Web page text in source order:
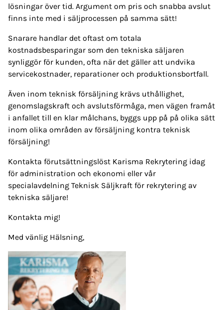
lösningar över tid. Argument om pris och snabba avslut
finns inte med i säljprocessen på samma sätt!
Snarare handlar det oftast om totala
kostnadsbesparingar som den tekniska säljaren
synliggör för kunden, ofta när det gäller att undvika
servicekostnader, reparationer och produktionsbortfall.
Även inom teknisk försäljning krävs uthållighet,
genomslagskraft och avslutsförmåga, men vägen framåt
i anfallet till en klar målchans, byggs upp på på olika sätt
inom olika områden av försäljning kontra teknisk
försäljning!
Kontakta förutsättningslöst Karisma Rekrytering idag
för administration och ekonomi eller vår
specialavdelning Teknisk Säljkraft för rekrytering av
tekniska säljare!
Kontakta mig!
Med vänlig Hälsning,